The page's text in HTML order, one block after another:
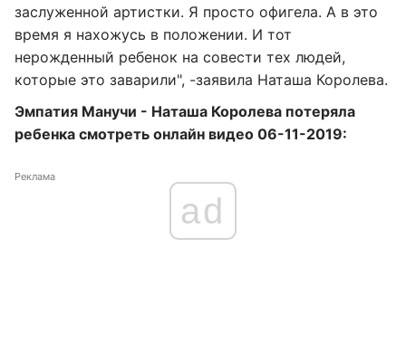
заслуженной артистки. Я просто офигела. А в это
время я нахожусь в положении. И тот
нерожденный ребенок на совести тех людей,
которые это заварили", -заявила Наташа Королева.
Эмпатия Манучи - Наташа Королева потеряла
ребенка смотреть онлайн видео 06-11-2019:
Реклама
ad